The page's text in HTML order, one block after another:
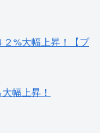
%大幅上昇！【プ
幅上昇！